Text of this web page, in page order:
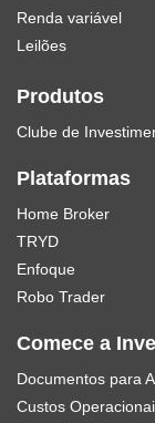
Renda variável
Leilões
Produtos
Clube de
Plataformas
Home Broker
TRYD
Enfoque
Robo Trader
Comece a
Documentos para
Custos